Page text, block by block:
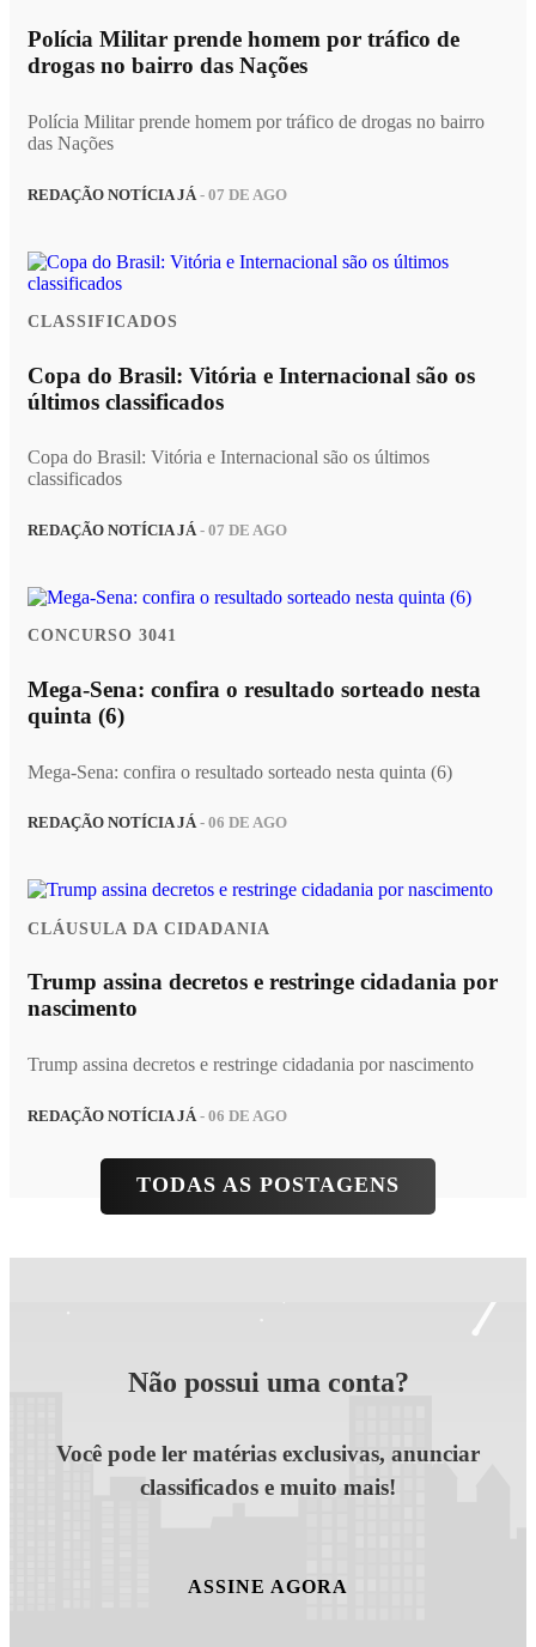
Polícia Militar prende homem por tráfico de
drogas no bairro das Nações
Polícia Militar prende homem por tráfico de drogas no bairro
das Nações
REDAÇÃO NOTÍCIA JÁ - 07 DE AGO
CLASSIFICADOS
Copa do Brasil: Vitória e Internacional são os
últimos classificados
Copa do Brasil: Vitória e Internacional são os últimos
classificados
REDAÇÃO NOTÍCIA JÁ- 07 DE AGO
CONCURSO 3041
Mega-Sena: confira o resultado sorteado nesta
quinta (6)
Mega-Sena: confira o resultado sorteado nesta quinta (6)
REDAÇÃO NOTÍCIA JÁ- 06 DE AGO
CLÁUSULA DA CIDADANIA
Trump assina decretos e restringe cidadania por
nascimento
Trump assina decretos e restringe cidadania por nascimento
REDAÇÃO NOTÍCIA JÁ - 06 DE AGO
TODAS AS POSTAGENS
Não possui uma conta?
Você pode ler matérias exclusivas, anunciar
classificados e muito mais!
ASSINE AGORA